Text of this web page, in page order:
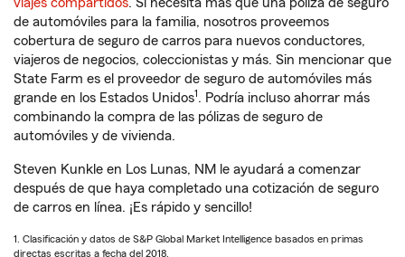
de automóviles para la familia, nosotros proveemos
cobertura de seguro de carros para nuevos conductores,
viajeros de negocios, coleccionistas y más. Sin mencionar que
State Farm es el proveedor de seguro de automóviles más
grande en los Estados Unidos1. Podría incluso ahorrar más
combinando la compra de las pólizas de seguro de
automóviles y de vivienda.
Steven Kunkle en Los Lunas, NM le ayudará a comenzar
después de que haya completado una cotización de seguro
de carros en línea. ¡Es rápido y sencillo!
1. Clasificación y datos de S&P Global Market Intelligence basados en primas
directas escritas a fecha del 2018.